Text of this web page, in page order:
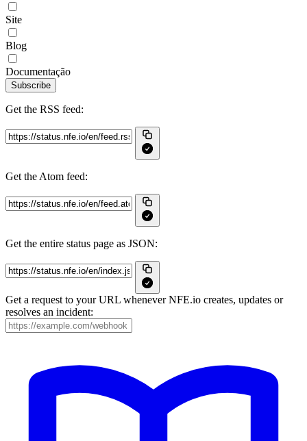
Site
Blog
Documentação
Subscribe
Get the RSS feed:
Get the Atom feed:
Get the entire status page as JSON:
Get a request to your URL whenever NFE.io creates, updates or
resolves an incident: